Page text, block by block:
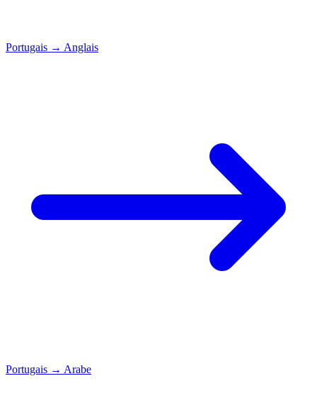
Portugais → Anglais
Portugais → Arabe